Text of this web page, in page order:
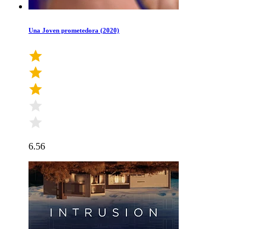
Una Joven prometedora (2020)
6.56